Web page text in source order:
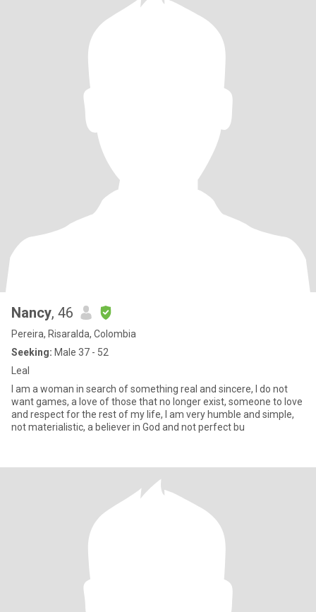
Nancy, 46
Pereira, Risaralda, Colombia
Seeking: Male 37 - 52
Leal
I am a woman in search of something real and sincere, I do not
want games, a love of those that no longer exist, someone to love
and respect for the rest of my life, I am very humble and simple,
not materialistic, a believer in God and not perfect bu